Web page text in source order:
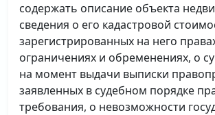
содержать описание объекта
сведения о его кадастровой
зарегистрированных на него
ограничениях и обременениях, о
на момент выдачи выписки
заявленных в судебном порядке
требования, о невозможности